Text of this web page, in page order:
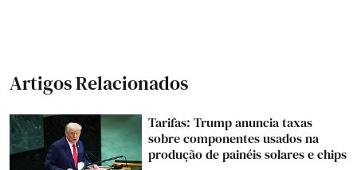
Artigos Relacionados
Tarifas: Trump anuncia taxas
sobre componentes usados na
produção de painéis solares e chips